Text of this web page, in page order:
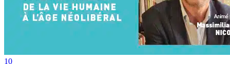
10